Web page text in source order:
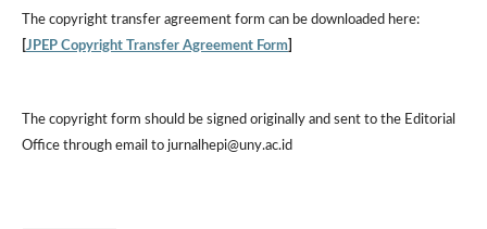
Thecopyright transfer agreement form can be downloaded here:
JPEP Copyright Transfer Agreement Form]
The copyright form should be signed originally and sent to the Editorial
Office through email to jurnalhepi@uny.ac.id